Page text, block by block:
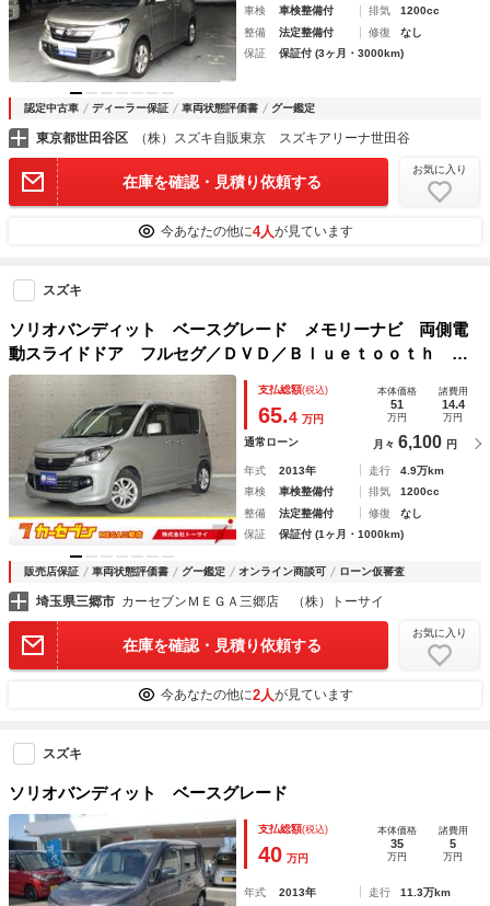
車検 車検整備付 排気
1200cc
整備
法定整備付 修復
なし
保証
保証付 (3ヶ月・3000km)
認定中古車 ディーラー保証 車両状態評価書 グー鑑定
東京都世田谷区 （株）スズキ自販東京 スズキアリーナ世田谷
在庫を確認・見積り依頼する
お気に入り
今あなたの他に4人が見ています
スズキ
ソリオバンディット ベースグレード メモリーナビ 両側電
動スライドドア フルセグ／ＤＶＤ／Ｂｌｕｅｔｏｏｔｈ Ｅ
ＴＣ車載器 スマートキー オートエアコン プライバシーガ
ラス 純正アルミホイール 記録簿
支払総額(税込)
65.4 万円
本体価格
51
万円
諸費用
14.4
万円
通常ローン 月々 6,100 円
年式 2013年 走行
4.9万km
車検
車検整備付 排気
1200cc
整備
法定整備付 修復
なし
保証
保証付 (1ヶ月・1000km)
販売店保証 車両状態評価書 グー鑑定 オンライン商談可 ローン仮審査
埼玉県三郷市 カーセブンＭＥＧＡ三郷店 （株）トーサイ
在庫を確認・見積り依頼する
お気に入り
今あなたの他に2人が見ています
スズキ
ソリオバンディット ベースグレード
支払総額(税込)
40 万円
本体価格
35
万円
諸費用
5
万円
年式 2013年 走行
11.3万km